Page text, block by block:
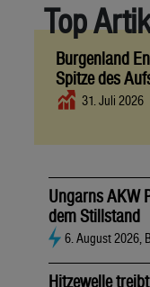
Top
Burgenland
Spitze des
31. Juli 2026
Ungarns AKW
dem Stillstand
6. August 2026,
Hitzewelle